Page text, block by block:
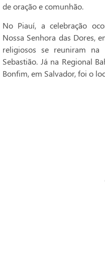
de oração e comunhão.
No Piauí, a celebração
Nossa Senhora das Dores,
religiosos se reuniram na
Sebastião. Já na Regional
Bonfim, em Salvador, foi o